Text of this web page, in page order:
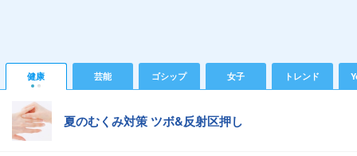
健康 芸能 ゴシップ 女子 トレンド
夏のむくみ対策 ツボ&反射区押し